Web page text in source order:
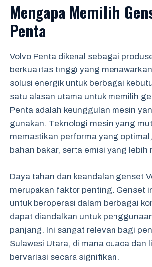
Mengapa Memilih
Penta
Volvo Penta dikenal sebagai
berkualitas tinggi yang
solusi energik untuk berbagai
satu alasan utama untuk memilih
Penta adalah keunggulan mesin
gunakan. Teknologi mesin yang
memastikan performa yang
bahan bakar, serta emisi yang lebih
Daya tahan dan keandalan genset
merupakan faktor penting. Genset
untuk beroperasi dalam berbagai
dapat diandalkan untuk
panjang. Ini sangat relevan bagi
Sulawesi Utara, di mana cuaca dan
bervariasi secara signifikan.